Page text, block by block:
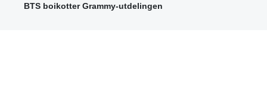
BTS boikotter Grammy-utdelingen